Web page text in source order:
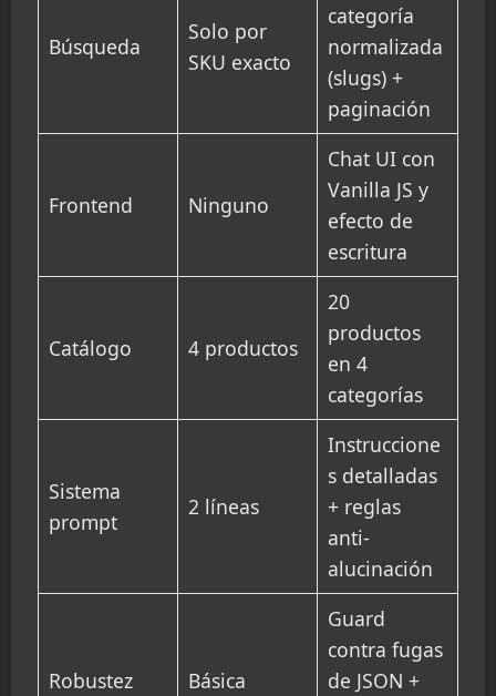
Búsqueda
Solo por
SKU exacto
categoría
normalizada
(slugs) +
paginación
Frontend Ninguno
Chat UI con
Vanilla JS y
efecto de
escritura
Catálogo 4 productos
20
productos
en 4
categorías
Sistema
prompt
2 líneas
Instruccione
s detalladas
+ reglas
anti-
alucinación
Robustez Básica
Guard
contra fugas
de JSON +